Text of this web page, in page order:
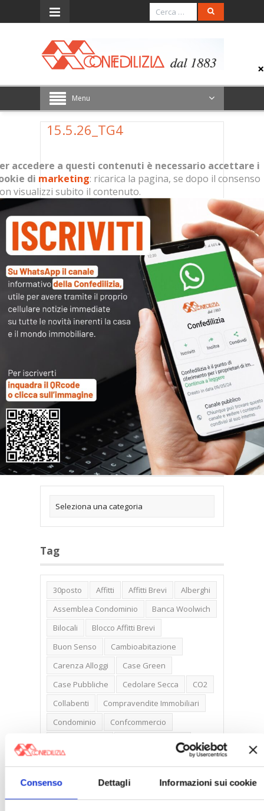
Consenso Dettagli Informazioni sui cookie
Menu
15.5.26_TG4
Per accedere a questi contenuti è
necessario accettare i cookie dimarketing
ricarica la pagina, se dopo il consenso non
visualizzi subito il contenuto.
Articoli collegati
Archivi
Categorie
Tag
30posto Affitti Affitti Brevi
Alberghi
Assemblea Condominio
Banca Woolwich
Bilocali
Blocco Affitti Brevi
Buon Senso
Cambioabitazione
Carenza Alloggi
Case Green
Case Pubbliche
Cedolare Secca
CO2
Collabenti
Compravendite Immobiliari
Condominio
Confcommercio
Detrazioni Edilizie
Firenze
Gabetti Spa
Green Deal
Green Party
Ideologia Green
Irregolarità Formali
accedere a questi contenuti è necessario accettare i
di marketing: ricarica la pagina, se dopo il consenso
visualizzi subito il contenuto.